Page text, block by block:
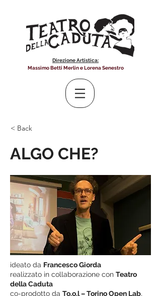
Direzione Artistica:
Massimo Betti Merlin e Lorena Senestro
< Back
ALGO CHE?
ideato da Francesco Giorda
realizzato in collaborazione con Teatro
della Caduta
co-prodotto da To.o.l – Torino Open Lab,